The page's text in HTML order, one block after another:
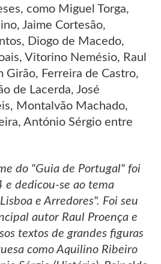
como Miguel Torga,
Jaime Cortesão,
Diogo de Macedo,
Vitorino Nemésio, Raul
Girão, Ferreira de Castro,
de Lacerda, José
Montalvão Machado,
António Sérgio entre
do "Guia de Portugal" foi
dedicou-se ao tema
e Arredores". Foi seu
autor Raul Proença e
textos de grandes figuras
como Aquilino Ribeiro